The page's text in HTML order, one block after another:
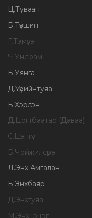
Ц.Туваан
Б.Түвшин
Г.Тэмүүлэн
Ч.Ундрам
Б.Уянга
Д.Үүрийнтуяа
Б.Хэрлэн
Д.Цогтбаатар (Даваа)
С.Цэнгүүн
Б.Чойжилсүрэн
Л.Энх-Амгалан
Б.Энхбаяр
Д.Энхтуяа
М.Энхцэцэг